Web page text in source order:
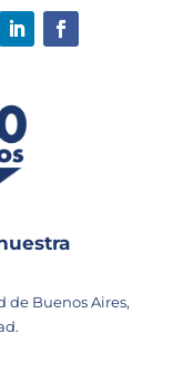
de Buenos Aires,